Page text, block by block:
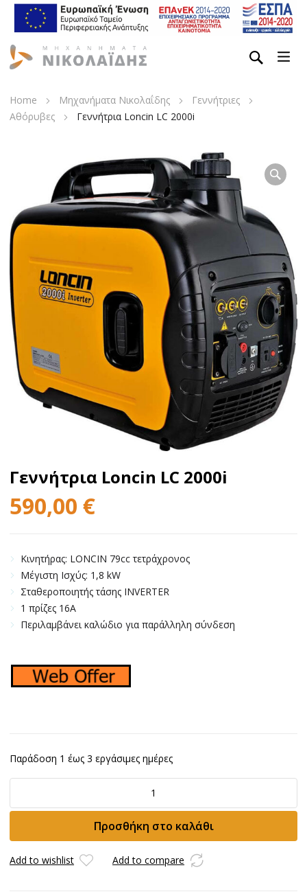
Home Μηχανήματα Νικολαΐδης
Γεννήτριες
Αθόρυβες
Γεννήτρια Loncin LC 2000i
Γεννήτρια Loncin LC 2000i
590,00 €
Κινητήρας: LONCIN 79cc τετράχρονος
Μέγιστη Ισχύς: 1,8 kW
Σταθεροποιητής τάσης INVERTER
1 πρίζες 16A
Περιλαμβάνει καλώδιο για παράλληλη σύνδεση
Παράδοση 1 έως 3 εργάσιμες ημέρες
LC
ποσότητα
Προσθήκη στο καλάθι
Add to wishlist Add to compare